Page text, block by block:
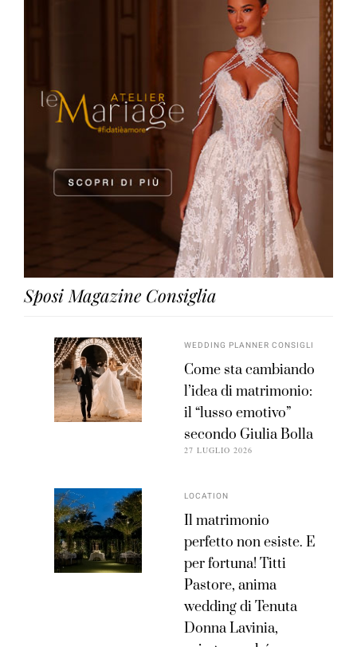
Sposi Magazine Consiglia
WEDDING PLANNER CONSIGLI
Come sta cambiando
l’idea di matrimonio:
il “lusso emotivo”
secondo Giulia Bolla
27 LUGLIO 2026
LOCATION
Il matrimonio
perfetto non esiste. E
per fortuna! Titti
Pastore, anima
wedding di Tenuta
Donna Lavinia,